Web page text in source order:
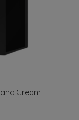
Cream